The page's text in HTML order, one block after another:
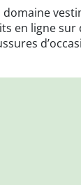
en ligne sur